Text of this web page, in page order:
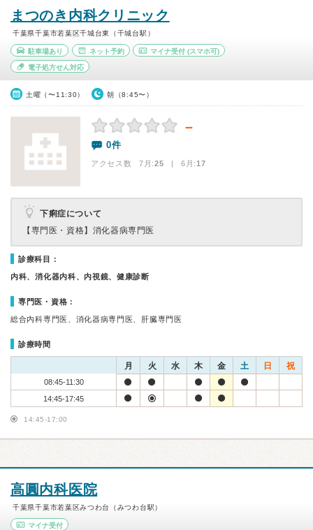
まつのき内科クリニック
千葉県千葉市若葉区千城台東（千城台駅）
駐車場あり ネット予約 マイナ受付 (スマホ可)
電子処方せん対応
土曜（〜11:30） 朝（8:45〜）
－
0件
アクセス数 7月:25 | 6月:17
下痢症について
【専門医・資格】 消化器病専門医
診療科目：
内科、消化器内科、内視鏡、健康診断
専門医・資格：
総合内科専門医、消化器病専門医、肝臓専門医
診療時間
月 火 水 木 金 土 日 祝
08:45-11:30
14:45-17:45
14:45-17:00
高圓内科医院
千葉県千葉市若葉区みつわ台（みつわ台駅）
マイナ受付